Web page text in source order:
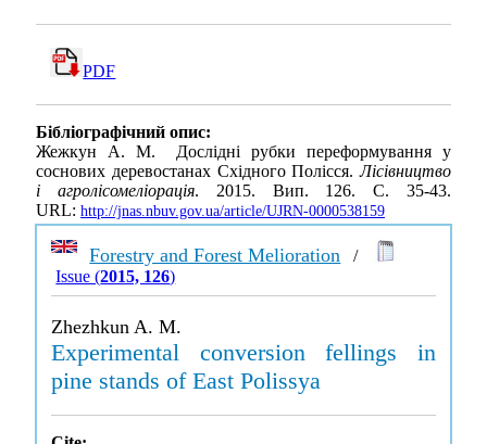
PDF
Бібліографічний опис:
Жежкун А. М. Дослідні рубки переформування у
соснових деревостанах Східного Полісся.Лісівництво
і агролісомеліорація. 2015. Вип. 126. С. 35-43.
URL: http://jnas.nbuv.gov.ua/article/UJRN-0000538159
Forestry and Forest Melioration /
Issue (2015, 126)
Zhezhkun A. M.
Experimental conversion fellings in
pine stands of East Polissya